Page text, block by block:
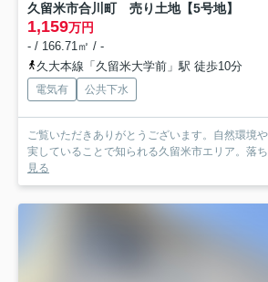
久留米市合川町 売り土地【5号地】
1,159万円
- / 166.71㎡ / -
久大本線「久留米大学前」駅 徒歩10分
電気有 公共下水
ご覧いただきありがとうございます。自然環境
実していることで知られる久留米市エリア。落
見る